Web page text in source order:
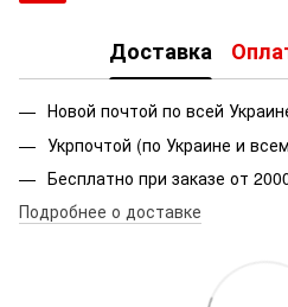
Доставка
Новой почтой по всей
Укрпочтой (по Украине и
Бесплатно при заказе от
Подробнее о доставке